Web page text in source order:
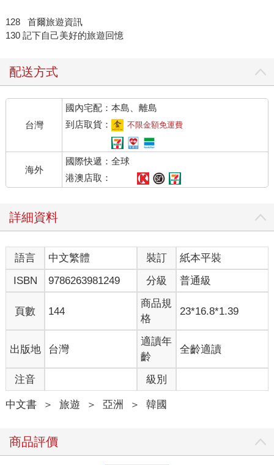
128 首爾旅遊資訊
130 記下自己美好的旅遊回憶
配送方式
台灣
國內宅配：本島、離島
到店取貨：
不限金額免運費
海外
國際快遞：全球
港澳店取：
詳細資料
語言 中文繁體 裝訂
紙本平裝
ISBN
9786263981249 分級 普通級
頁數 144
商品規
格
23*16.8*1.39
出版地 台灣
適讀年
齡
全齡適讀
注音 級別
中文書 ＞ 旅遊 ＞ 亞洲 ＞ 韓國
商品評價